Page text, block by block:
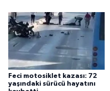
Feci motosiklet kazası: 72
yaşındaki sürücü hayatını